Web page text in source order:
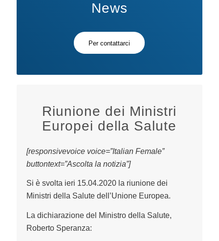
News
Per contattarci
Riunione dei Ministri
Europei della Salute
[responsivevoice voice=”Italian Female”
buttontext=”Ascolta la notizia”]
Si è svolta ieri 15.04.2020 la riunione dei
Ministri della Salute dell’Unione Europea.
La dichiarazione del Ministro della Salute,
Roberto Speranza: